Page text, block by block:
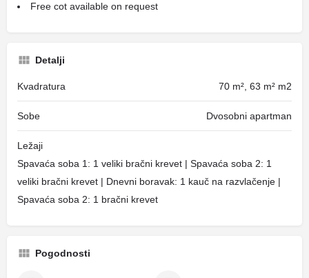
Free cot available on request
Detalji
Kvadratura 70 m², 63 m² m2
Sobe Dvosobni apartman
Ležaji
Spavaća soba 1: 1 veliki bračni krevet | Spavaća soba 2: 1
veliki bračni krevet | Dnevni boravak: 1 kauč na razvlačenje |
Spavaća soba 2: 1 bračni krevet
Pogodnosti